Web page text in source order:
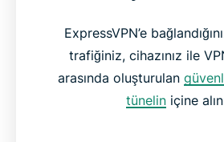
ExpressVPN’e
trafiğiniz, cihazınız ile
arasında oluşturulan
tünelin içine